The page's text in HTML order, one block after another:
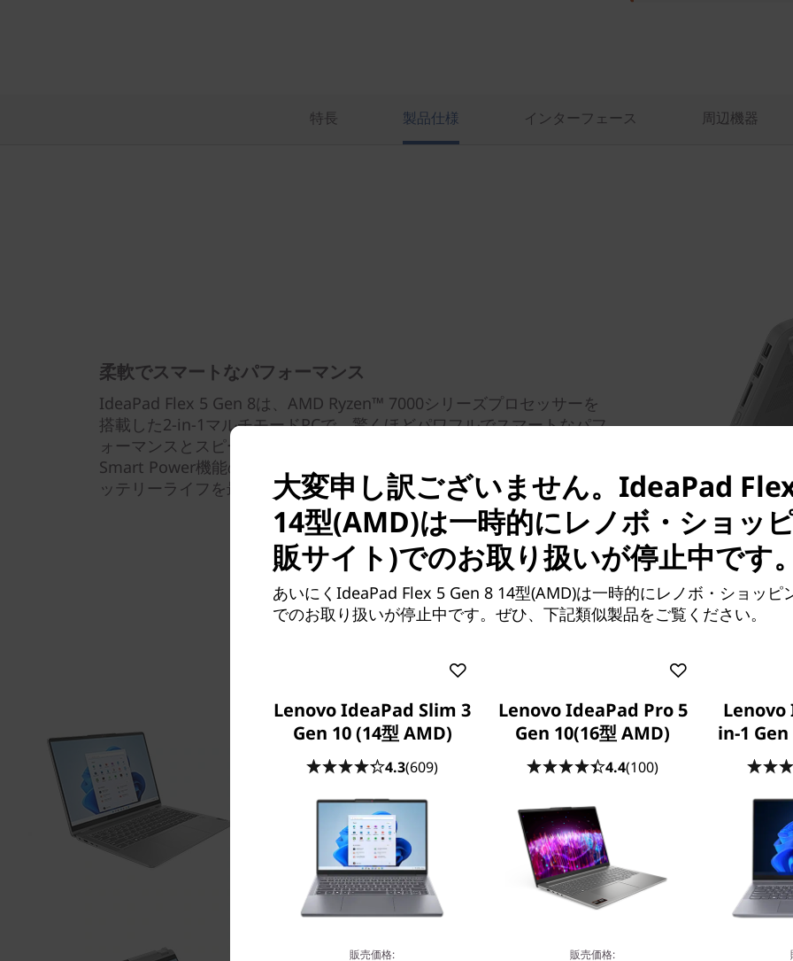
特長 製品仕様 インターフェース 周辺機器
柔軟でスマートなパフォーマンス
IdeaPad Flex 5 Gen 8は、AMD Ryzen™ 7000シリーズプロセッサーを
搭載した2-in-1マルチモードPCで、驚くほどパワフルでスマートなパフ
ォーマンスとスピードを体感できます。最適な効率を必要なときは、
Smart Power機能の動的なコントロールにより、パフォーマンスとバ
ッテリーライフを最大化します。
自由なスタイルで使える
耐久性のある360度ヒンジで
トリーミングや作業など、
学に基づいた最適な角度で
大変申し訳ございません。IdeaPad
14型(AMD)は一時的にレノボ・ショッ
販サイト)でのお取り扱いが停止中です
あいにくIdeaPad Flex 5 Gen 8 14型(AMD)は一時的にレノボ・ショッピ
でのお取り扱いが停止中です。ぜひ、下記類似製品をご覧ください。
Lenovo IdeaPad Slim 3
Gen 10 (14型 AMD)
4.3(609)
販売価格:
Lenovo IdeaPad Pro 5
Gen 10(16型 AMD)
4.4(100)
販売価格:
Lenovo
in-1